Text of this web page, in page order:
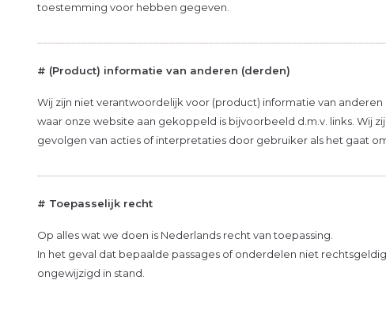
toestemming voor hebben gegeven.
# (Product) informatie van anderen (derden)
Wij zijn niet verantwoordelijk voor (product) informatie van
waar onze website aan gekoppeld is bijvoorbeeld d.m.v. links. Wij
gevolgen van acties of interpretaties door gebruiker als het gaat
# Toepasselijk recht
Op alles wat we doen is Nederlands recht van toepassing.
In het geval dat bepaalde passages of onderdelen niet
ongewijzigd in stand.